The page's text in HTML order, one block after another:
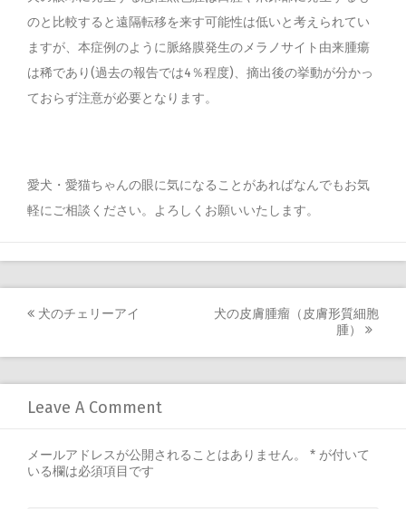
のと比較すると遠隔転移を来す可能性は低いと考えられてい
ますが、本症例のように脈絡膜発生のメラノサイト由来腫瘍
は稀であり(過去の報告では4％程度)、摘出後の挙動が分かっ
ておらず注意が必要となります。
愛犬・愛猫ちゃんの眼に気になることがあればなんでもお気
軽にご相談ください。よろしくお願いいたします。
navigation
犬のチェリーアイ
犬の皮膚腫瘤（皮膚形質細胞
腫）
Leave A Comment
メールアドレスが公開されることはありません。 * が付いて
いる欄は必須項目です